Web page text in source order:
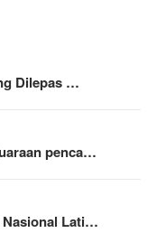
Dilepas …
penca…
Nasional Lati…